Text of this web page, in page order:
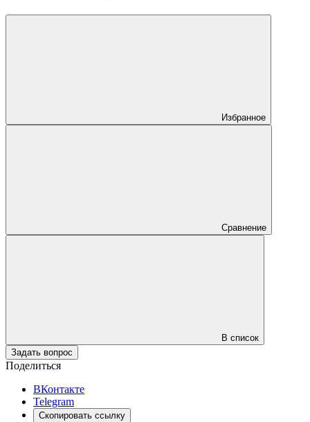
Избранное
Сравнение
В список
Задать вопрос
Поделиться
ВКонтакте
Telegram
Скопировать ссылку